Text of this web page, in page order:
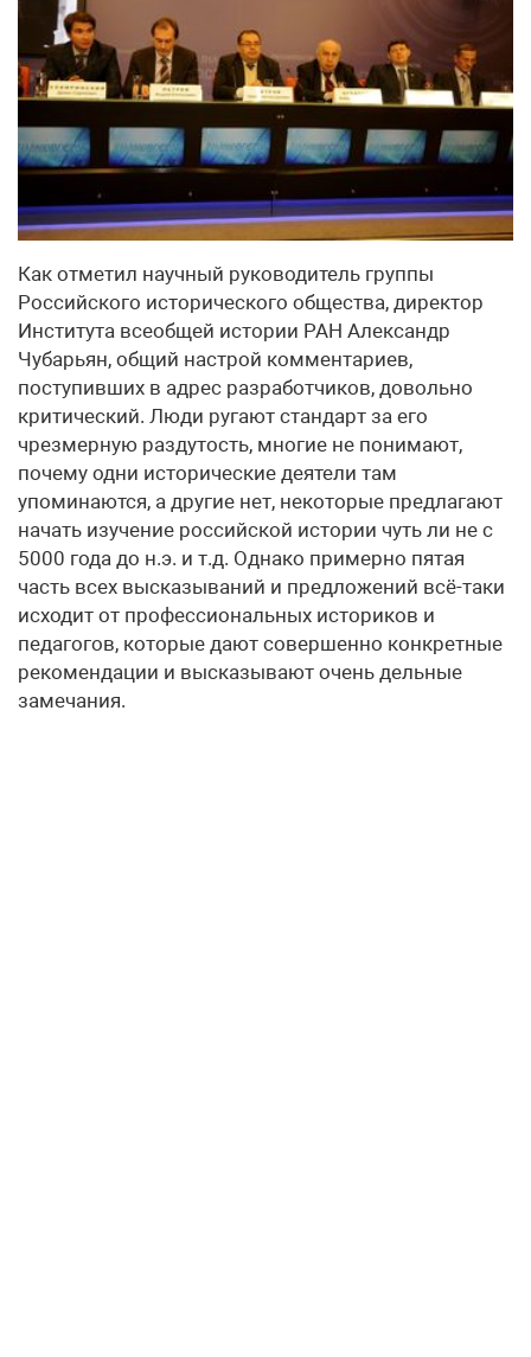
Как отметил научный руководитель группы
Российского исторического общества, директор
Института всеобщей истории РАН Александр
Чубарьян, общий настрой комментариев,
поступивших в адрес разработчиков, довольно
критический. Люди ругают стандарт за его
чрезмерную раздутость, многие не понимают,
почему одни исторические деятели там
упоминаются, а другие нет, некоторые предлагают
начать изучение российской истории чуть ли не с
5000 года до н.э. и т.д. Однако примерно пятая
часть всех высказываний и предложений всё-таки
исходит от профессиональных историков и
педагогов, которые дают совершенно конкретные
рекомендации и высказывают очень дельные
замечания.